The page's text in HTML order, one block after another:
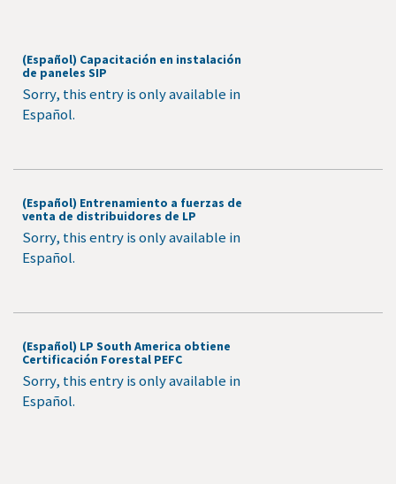
(Español) Capacitación en instalación
de paneles SIP
Sorry, this entry is only available in
Español.
(Español) Entrenamiento a fuerzas de
venta de distribuidores de LP
Sorry, this entry is only available in
Español.
(Español) LP South America obtiene
Certificación Forestal PEFC
Sorry, this entry is only available in
Español.